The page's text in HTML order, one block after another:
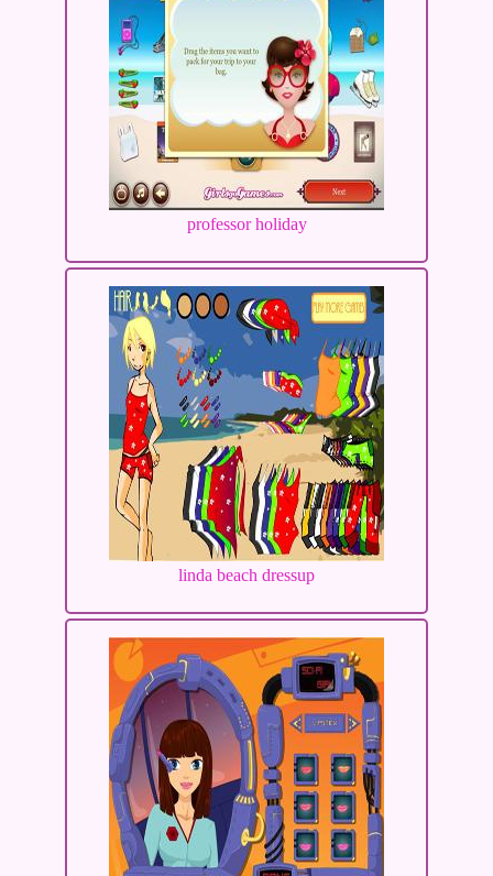
professor holiday
linda beach dressup